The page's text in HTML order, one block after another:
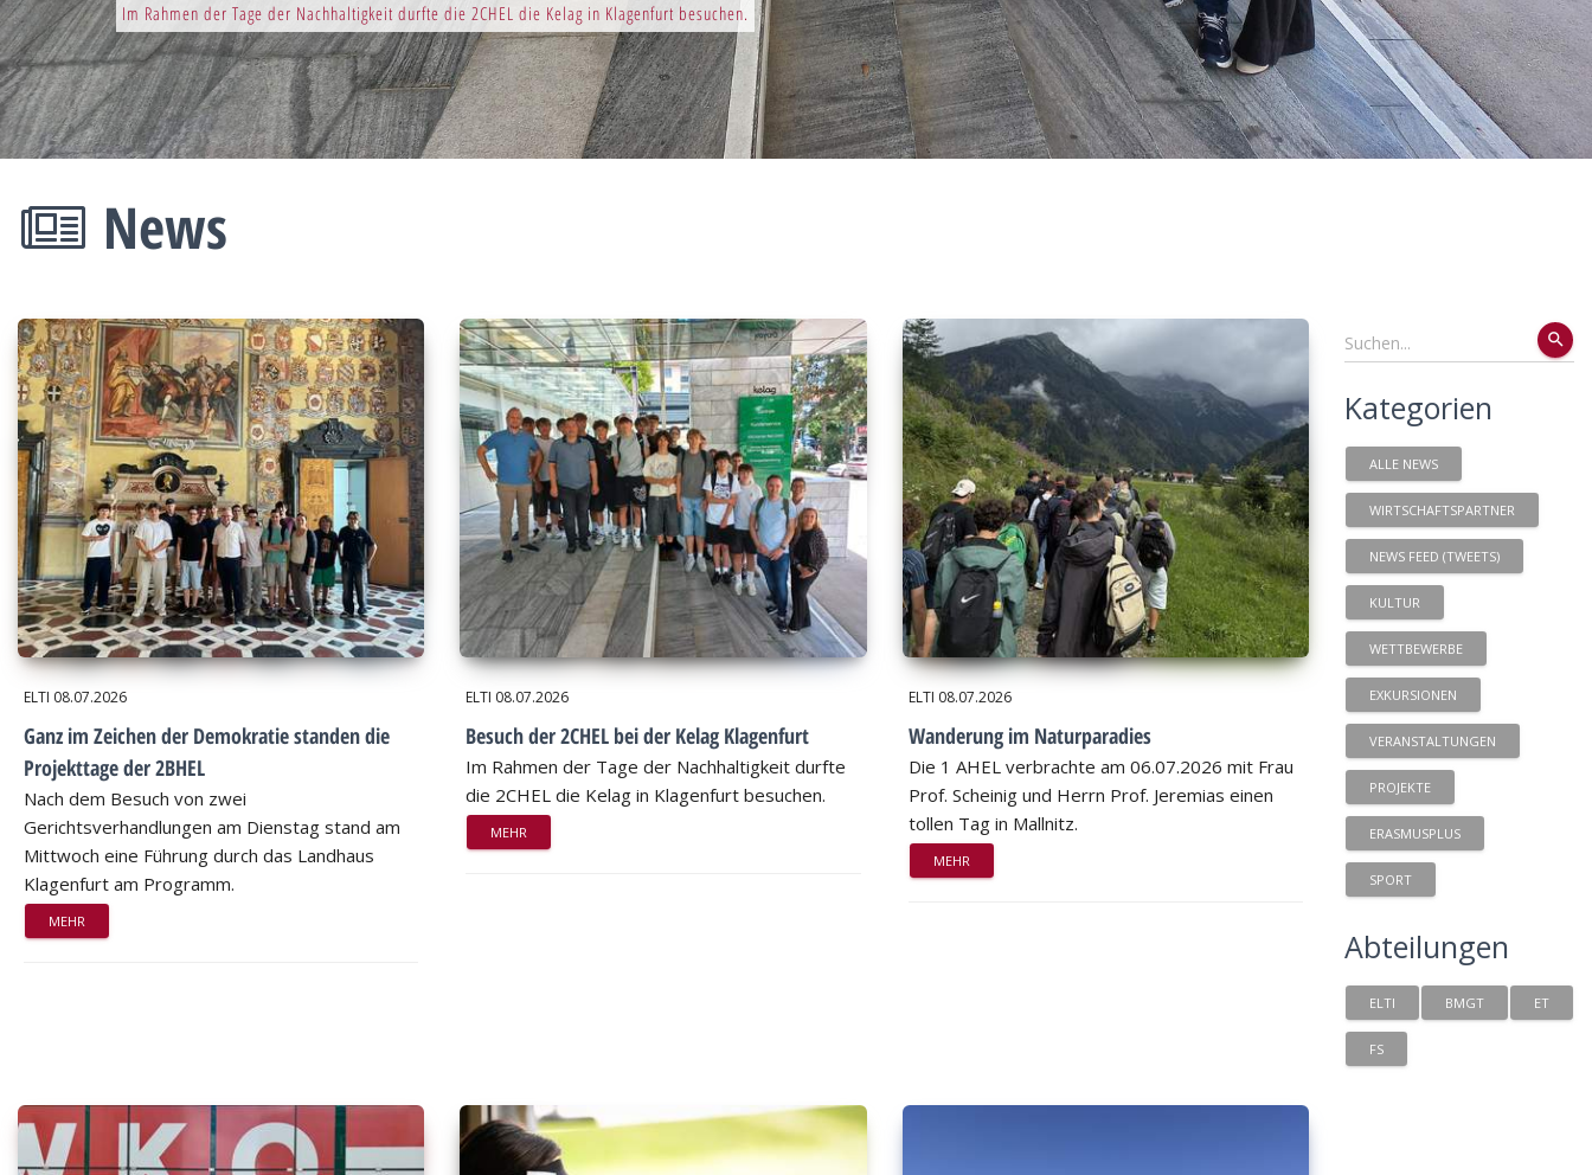
Im Rahmen der Tage der Nachhaltigkeit durfte die 2CHEL die Kelag in Klagenfurt besuchen.
News
ELTI 08.07.2026
Ganz im Zeichen der Demokratie standen die
Projekttage der 2BHEL
Nach dem Besuch von zwei
Gerichtsverhandlungen am Dienstag stand am
Mittwoch eine Führung durch das Landhaus
Klagenfurt am Programm.
MEHR
ELTI 08.07.2026
Besuch der 2CHEL bei der Kelag Klagenfurt
Im Rahmen der Tage der Nachhaltigkeit durfte
die 2CHEL die Kelag in Klagenfurt besuchen.
MEHR
ELTI 08.07.2026
Wanderung im Naturparadies
Die 1 AHEL verbrachte am 06.07.2026 mit Frau
Prof. Scheinig und Herrn Prof. Jeremias einen
tollen Tag in Mallnitz.
MEHR
search
Kategorien
ALLE NEWS
WIRTSCHAFTSPARTNER
NEWS FEED (TWEETS)
KULTUR
WETTBEWERBE
EXKURSIONEN
VERANSTALTUNGEN
PROJEKTE
ERASMUSPLUS
SPORT
Abteilungen
ELTI BMGT ET
FS